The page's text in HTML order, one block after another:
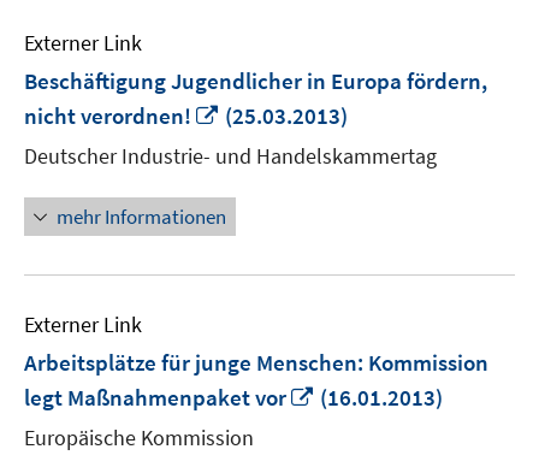
Externer Link
Beschäftigung Jugendlicher in Europa fördern,
nicht verordnen!
In
neuem
Fenster
öffnen
(25.03.2013)
Deutscher Industrie- und Handelskammertag
mehr Informationen
Externer Link
Arbeitsplätze für junge Menschen: Kommission
legt Maßnahmenpaket vor
In
(16.01.2013)
Europäische Kommission